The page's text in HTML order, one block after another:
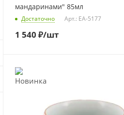
мандаринами" 85мл
Достаточно Арт.: EA-5177
1 540 ₽/шт